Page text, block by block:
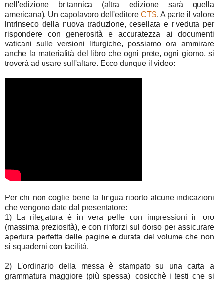
nell'edizione britannica (altra edizione sarà quella
americana). Un capolavoro dell'editore CTS. A parte il valore
intrinseco della nuova traduzione, cesellata e riveduta per
rispondere con generosità e accuratezza ai documenti
vaticani sulle versioni liturgiche, possiamo ora ammirare
anche la materialità del libro che ogni prete, ogni giorno, si
troverà ad usare sull'altare. Ecco dunque il video:
Per chi non coglie bene la lingua riporto alcune indicazioni
che vengono date dal presentatore:
1) La rilegatura è in vera pelle con impressioni in oro
(massima preziosità), e con rinforzi sul dorso per assicurare
apertura perfetta delle pagine e durata del volume che non
si squaderni con facilità.
2) L'ordinario della messa è stampato su una carta a
grammatura maggiore (più spessa), cosicchè i testi che si